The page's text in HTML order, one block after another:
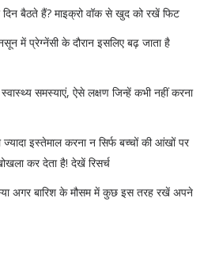
बैठते हैं? माइक्रो वॉक से खुद को रखें फिट
में प्रेग्नेंसी के दौरान इसलिए बढ़ जाता है
समस्याएं, ऐसे लक्षण जिन्हें कभी नहीं करना
इस्तेमाल करना न सिर्फ बच्चों की आंखों पर
कर देता है! देखें रिसर्च
अगर बारिश के मौसम में कुछ इस तरह रखें अपने